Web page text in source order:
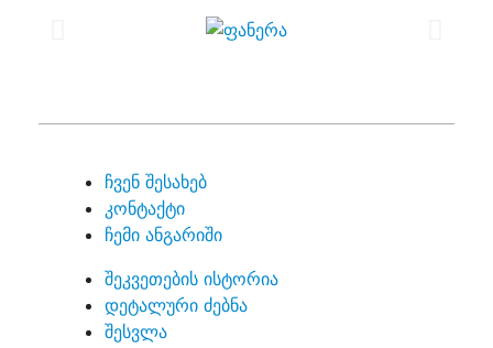
ჩვენ შესახებ
კონტაქტი
ჩემი ანგარიში
შეკვეთების ისტორია
დეტალური ძებნა
შესვლა